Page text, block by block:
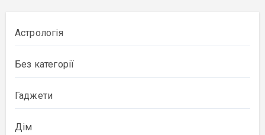
Астрологія
Без категорії
Гаджети
Дім